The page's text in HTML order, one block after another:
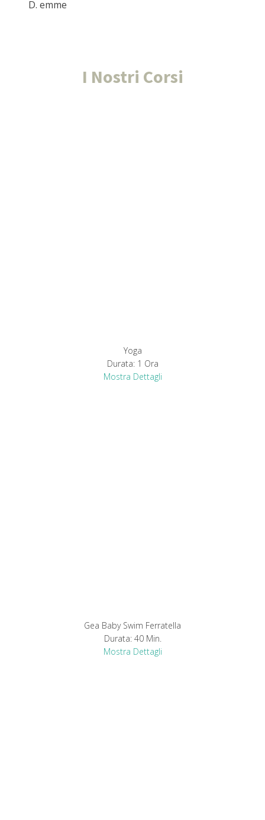
D. emme
I Nostri Corsi
Yoga
Durata: 1 Ora
Mostra Dettagli
Gea Baby Swim Ferratella
Durata: 40 Min.
Mostra Dettagli